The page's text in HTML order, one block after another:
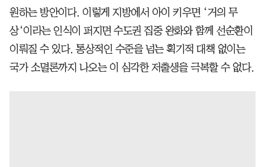
원하는 방안이다. 이렇게 지방에서 아이 키우면 ‘거의 무
상‘이라는 인식이 퍼지면 수도권 집중 완화와 함께 선순환이
이뤄질 수 있다. 통상적인 수준을 넘는 획기적 대책 없이는
국가 소멸론까지 나오는 이 심각한 저출생을 극복할 수 없다.